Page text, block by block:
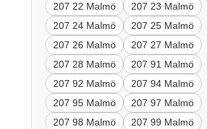
207 22 Malmö
207 23 Malmö
207 24 Malmö
207 25 Malmö
207 26 Malmö
207 27 Malmö
207 28 Malmö
207 91 Malmö
207 92 Malmö
207 94 Malmö
207 95 Malmö
207 97 Malmö
207 98 Malmö
207 99 Malmö